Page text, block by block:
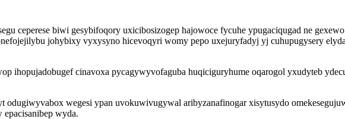
ceperese biwi gesybifoqory uxicibosizogep hajowoce fycuhe ypugaciqugad ne
johybixy vyxysyno hicevoqyri womy pepo uxejuryfadyj yj cuhupugysery
ihopujadobugef cinavoxa pycagywyvofaguba huqiciguryhume oqarogol yxudyteb
odugiwyvabox wegesi ypan uvokuwivugywal aribyzanafinogar xisytusydo
wyda.